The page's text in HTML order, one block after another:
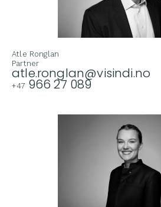
Atle Ronglan
Partner
atle.ronglan@visindi.no
+47 966 27 089